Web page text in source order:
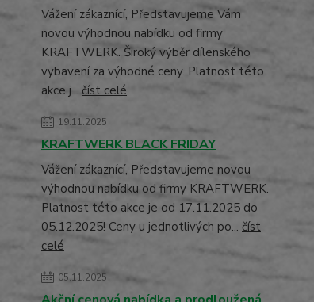
Vážení zákaznící, Představujeme Vám
novou výhodnou nabídku od firmy
KRAFTWERK. Široký výběr dílenského
vybavení za výhodné ceny. Platnost této
akce j... číst celé
19.11.2025
KRAFTWERK BLACK FRIDAY
Vážení zákaznící, Představujeme novou
výhodnou nabídku od firmy KRAFTWERK.
Platnost této akce je od 17.11.2025 do
05.12.2025! Ceny u jednotlivých po... číst
celé
05.11.2025